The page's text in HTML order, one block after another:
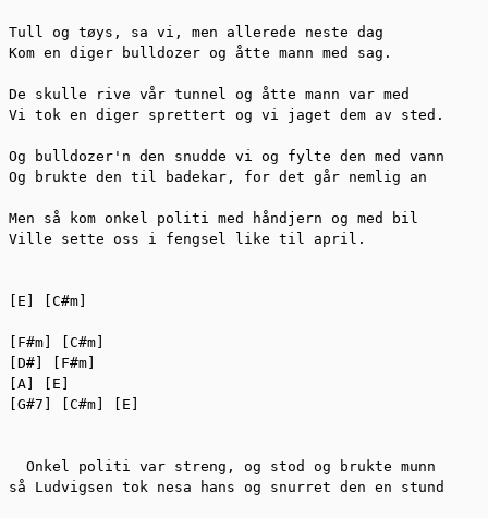
Tull og tøys, sa vi, men allerede neste dag
Kom en diger bulldozer og åtte mann med sag.
De skulle rive vår tunnel og åtte mann var med
Vi tok en diger sprettert og vi jaget dem av sted.
Og bulldozer'n den snudde vi og fylte den med vann
Og brukte den til badekar, for det går nemlig an
Men så kom onkel politi med håndjern og med bil
Ville sette oss i fengsel like til april.
[E] [C#m]
[F#m] [C#m]
[D#] [F#m]
[A] [E]
[G#7] [C#m] [E]
  Onkel politi var streng, og stod og brukte munn
så Ludvigsen tok nesa hans og snurret den en stund